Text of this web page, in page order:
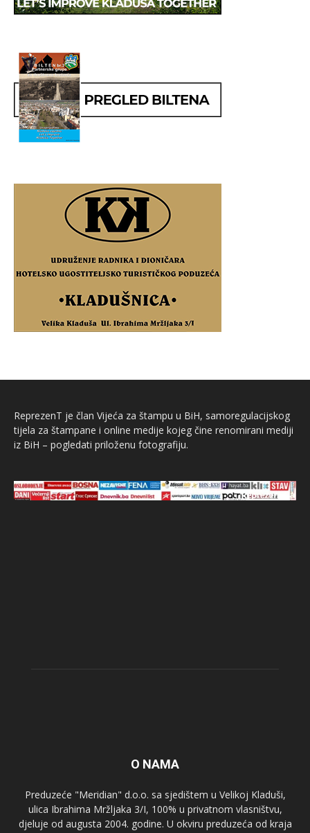
ReprezenT je član Vijeća za štampu u BiH, samoregulacijskog
tijela za štampane i online medije kojeg čine renomirani mediji
iz BiH – pogledati priloženu fotografiju.
O NAMA
Preduzeće "Meridian" d.o.o. sa sjedištem u Velikoj Kladuši,
ulica Ibrahima Mržljaka 3/I, 100% u privatnom vlasništvu,
djeluje od augusta 2004. godine. U okviru preduzeća od kraja